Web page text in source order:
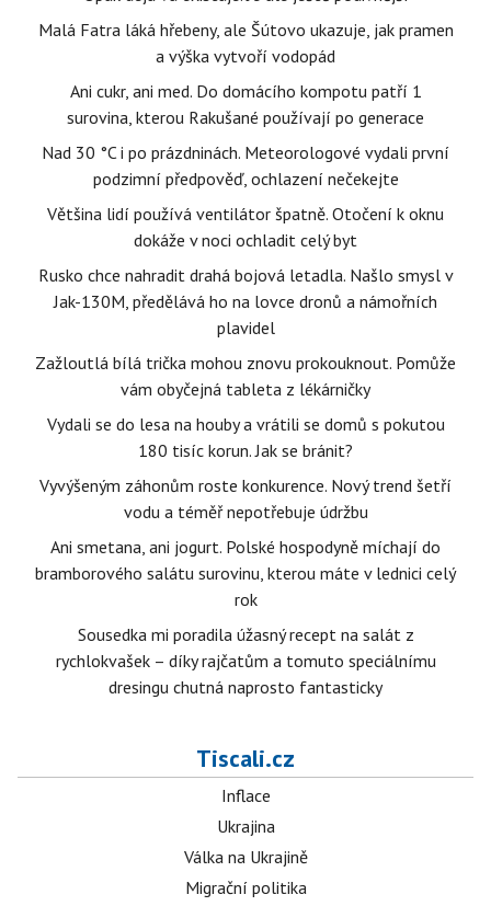
Malá Fatra láká hřebeny, ale Šútovo ukazuje, jak pramen
a výška vytvoří vodopád
Ani cukr, ani med. Do domácího kompotu patří 1
surovina, kterou Rakušané používají po generace
Nad 30 °C i po prázdninách. Meteorologové vydali první
podzimní předpověď, ochlazení nečekejte
Většina lidí používá ventilátor špatně. Otočení k oknu
dokáže v noci ochladit celý byt
Rusko chce nahradit drahá bojová letadla. Našlo smysl v
Jak-130M, předělává ho na lovce dronů a námořních
plavidel
Zažloutlá bílá trička mohou znovu prokouknout. Pomůže
vám obyčejná tableta z lékárničky
Vydali se do lesa na houby a vrátili se domů s pokutou
180 tisíc korun. Jak se bránit?
Vyvýšeným záhonům roste konkurence. Nový trend šetří
vodu a téměř nepotřebuje údržbu
Ani smetana, ani jogurt. Polské hospodyně míchají do
bramborového salátu surovinu, kterou máte v lednici celý
rok
Sousedka mi poradila úžasný recept na salát z
rychlokvašek – díky rajčatům a tomuto speciálnímu
dresingu chutná naprosto fantasticky
Tiscali.cz
Inflace
Ukrajina
Válka na Ukrajině
Migrační politika